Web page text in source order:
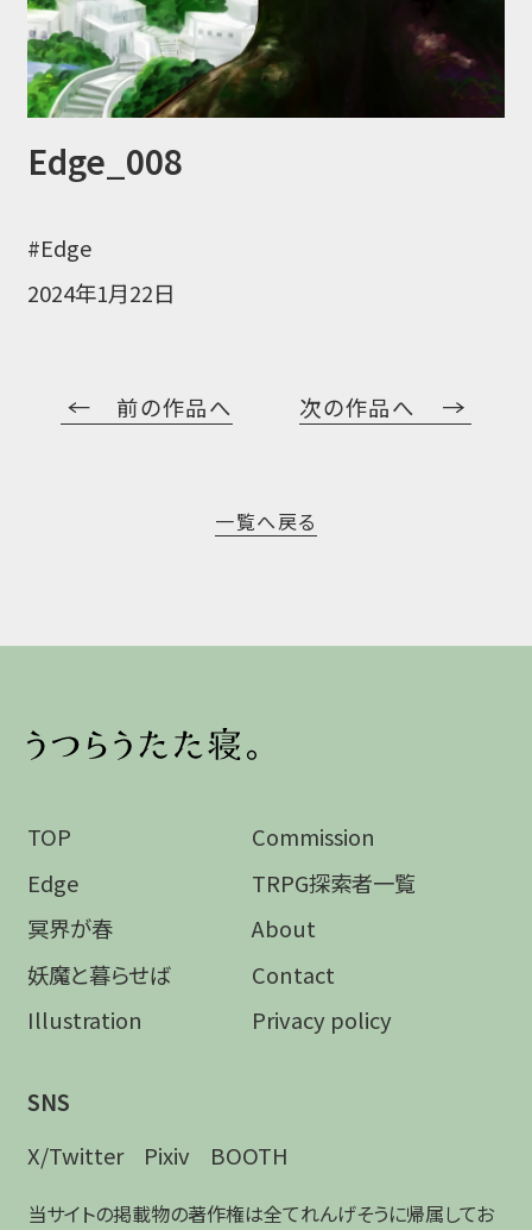
Edge_008
#Edge
2024年1月22日
前の作品へ 次の作品へ
一覧へ戻る
TOP
Edge
冥界が春
妖魔と暮らせば
Illustration
Commission
TRPG探索者一覧
About
Contact
Privacy policy
SNS
X/Twitter
Pixiv BOOTH
当サイトの掲載物の著作権は全てれんげそうに帰属してお